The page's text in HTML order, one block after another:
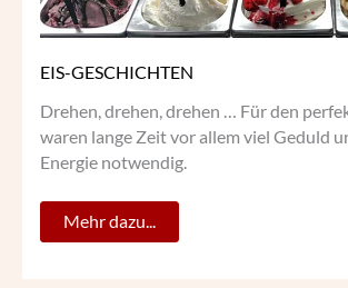
EIS-GESCHICHTEN
Drehen, drehen, drehen … Für den
waren lange Zeit vor allem viel Geduld
Energie notwendig.
Mehr dazu...